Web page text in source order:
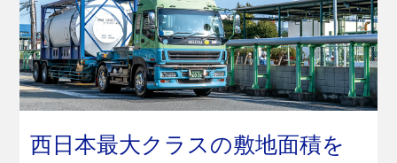
西日本最大クラスの敷地面積を